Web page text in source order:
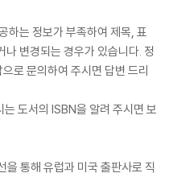
하는 정보가 부족하여 제목, 표
변경되는 경우가 있습니다. 정
로 문의하여 주시면 답변 드리
도서의 ISBN을 알려 주시면 보
통해 유럽과 미국 출판사로 직